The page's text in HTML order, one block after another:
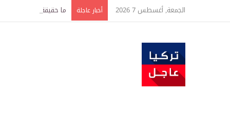
الجمعة, أغسطس 7 2026 أخبار عاجلة ما حقيقة الحجز على